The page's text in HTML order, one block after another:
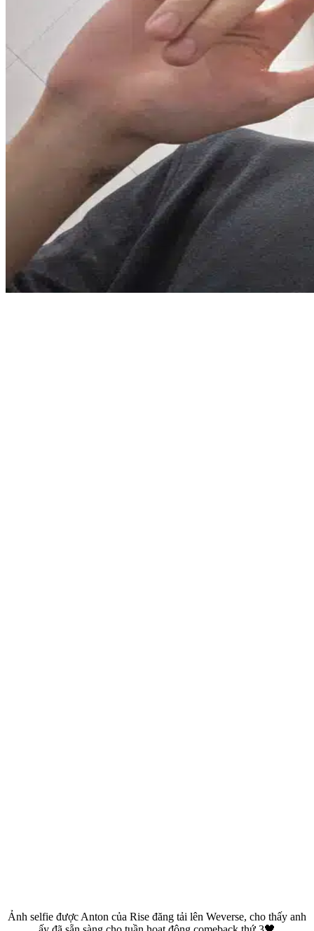
Ảnh selfie được Anton của Rise đăng tải lên Weverse, cho thấy anh